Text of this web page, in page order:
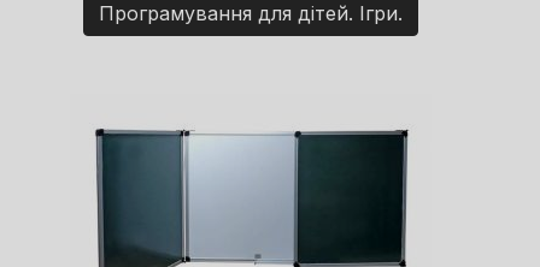
Програмування для дітей. Ігри.